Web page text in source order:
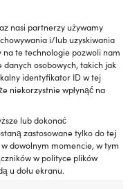
nasi partnerzy używamy
i/lub uzyskiwania
te technologie pozwoli nam
osobowych, takich jak
identyfikator ID w tej
niekorzystnie wpłynąć na
lub dokonać
zastosowane tylko do tej
dowolnym momencie, w tym
w polityce plików
u dołu ekranu.
€
wlicz.